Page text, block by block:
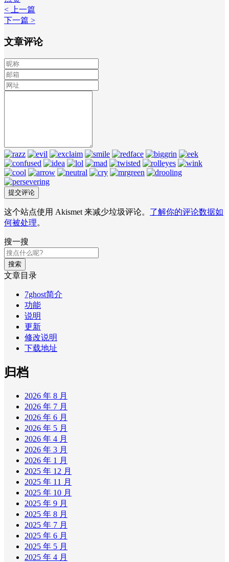
< 上一篇
下一篇 >
文章评论
这个站点使用 Akismet 来减少垃圾评论。 了解你的评论数据如
何被处理。
搜一搜
搜索
文章目录
7ghost简介
功能
说明
更新
修改说明
下载地址
归档
2026 年 8 月
2026 年 7 月
2026 年 6 月
2026 年 5 月
2026 年 4 月
2026 年 3 月
2026 年 1 月
2025 年 12 月
2025 年 11 月
2025 年 10 月
2025 年 9 月
2025 年 8 月
2025 年 7 月
2025 年 6 月
2025 年 5 月
2025 年 4 月